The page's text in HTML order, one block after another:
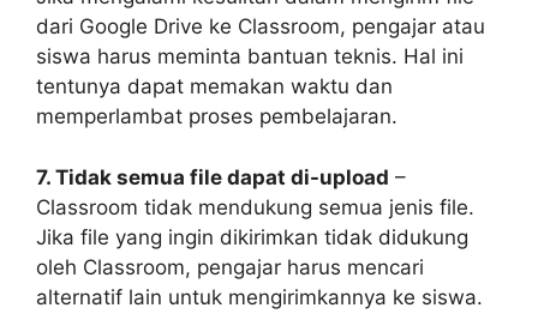
dari Google Drive ke Classroom, pengajar atau
siswa harus meminta bantuan teknis. Hal ini
tentunya dapat memakan waktu dan
memperlambat proses pembelajaran.
7. Tidak semua file dapat di-upload –
Classroom tidak mendukung semua jenis file.
Jika file yang ingin dikirimkan tidak didukung
oleh Classroom, pengajar harus mencari
alternatif lain untuk mengirimkannya ke siswa.